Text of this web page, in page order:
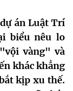
án Luật Trí
biểu nêu lo
vàng" và
khác khẳng
kịp xu thế.